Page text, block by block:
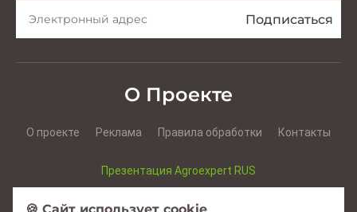
О Проекте
О проекте Реклама Правила обработки Контакты
Презентация Agroexpert RUS